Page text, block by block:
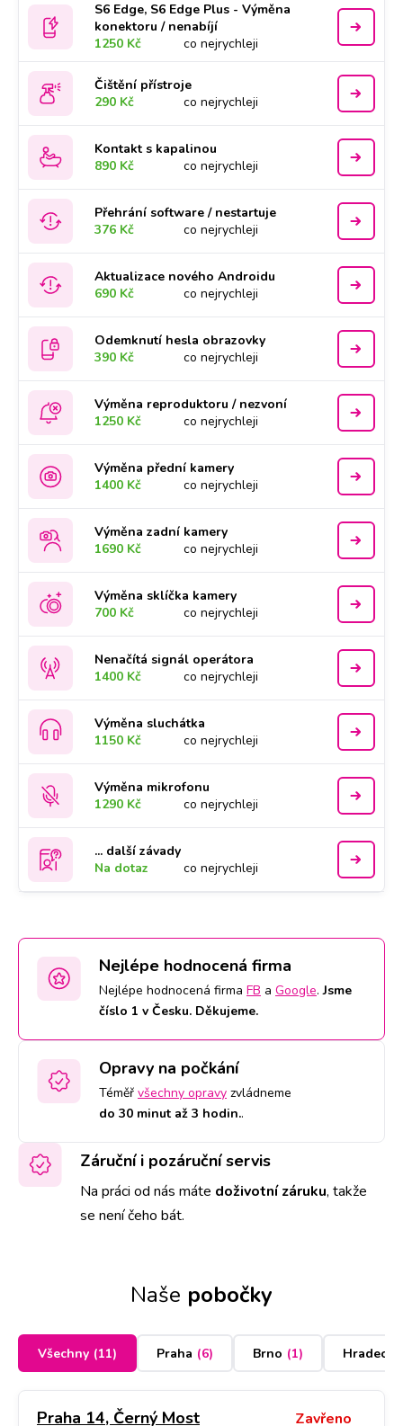
S6 Edge, S6 Edge Plus - Výměna
konektoru / nenabíjí
1250 Kč
co nejrychleji
Čištění přístroje
290 Kč
co nejrychleji
Kontakt s kapalinou
890 Kč
co nejrychleji
Přehrání software / nestartuje
376 Kč
co nejrychleji
Aktualizace nového Androidu
690 Kč
co nejrychleji
Odemknutí hesla obrazovky
390 Kč
co nejrychleji
Výměna reproduktoru / nezvoní
1250 Kč
co nejrychleji
Výměna přední kamery
1400 Kč
co nejrychleji
Výměna zadní kamery
1690 Kč
co nejrychleji
Výměna sklíčka kamery
700 Kč
co nejrychleji
Nenačítá signál operátora
1400 Kč
co nejrychleji
Výměna sluchátka
1150 Kč
co nejrychleji
Výměna mikrofonu
1290 Kč
co nejrychleji
... další závady
Na dotaz
co nejrychleji
Nejlépe hodnocená firma
Nejlépe hodnocená firma FB a Google.Jsme
číslo 1 v Česku. Děkujeme.
Opravy na počkání
Téměř všechny opravy zvládneme
do 30 minut až 3 hodin..
Záruční i pozáruční servis
Na práci od nás máte doživotní záruku, takže
se není čeho bát.
Naše pobočky
Všechny (11) Praha (6) Brno (1) Hradec
Praha 14, Černý Most Zavřeno